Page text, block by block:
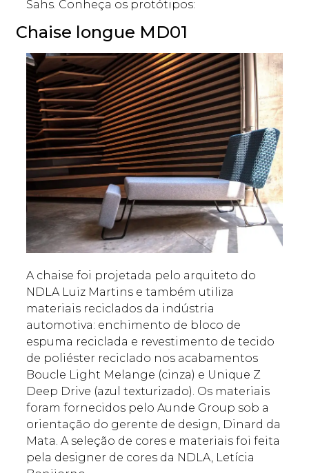
Sahs. Conheça os protótipos:
Chaise longue MD01
A chaise foi projetada pelo arquiteto do
NDLA Luiz Martins e também utiliza
materiais reciclados da indústria
automotiva: enchimento de bloco de
espuma reciclada e revestimento de tecido
de poliéster reciclado nos acabamentos
Boucle Light Melange (cinza) e Unique Z
Deep Drive (azul texturizado). Os materiais
foram fornecidos pelo Aunde Group sob a
orientação do gerente de design, Dinard da
Mata. A seleção de cores e materiais foi feita
pela designer de cores da NDLA, Letícia